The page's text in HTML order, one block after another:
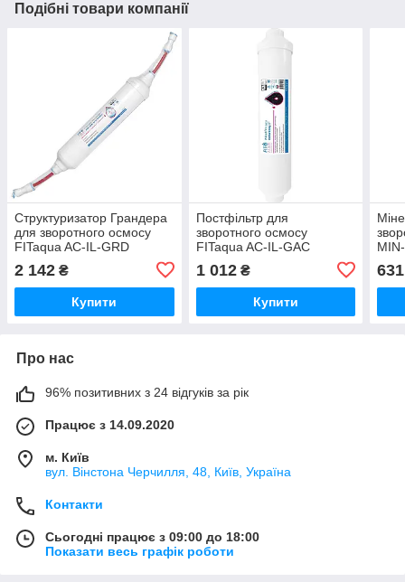
Подібні товари компанії
Структуризатор Грандера
для зворотного осмосу
FITaqua AC-IL-GRD
2 142 ₴
Купити
Постфільтр для
зворотного осмосу
FITaqua AC-IL-GAC
1 012₴
Купити
631
Про нас
96% позитивних з 24 відгуків за рік
Працює з 14.09.2020
м. Київ
вул. Вінстона Черчилля, 48, Київ, Україна
Контакти
Сьогодні працює з 09:00 до 18:00
Показати весь графік роботи